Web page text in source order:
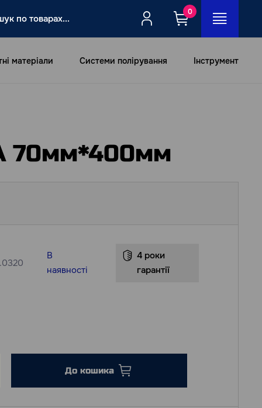
0
матеріали Системи полірування Інструмент
70мм*400мм
В
наявності
4 роки
гарантії
До кошика